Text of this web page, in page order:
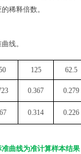
稀释倍数。
线。
125 62.5
0.367 0.279
0.314 0.226
曲线为准计算样本结果